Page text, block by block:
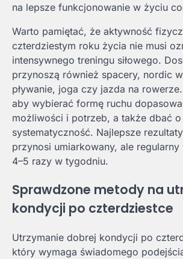
na lepsze funkcjonowanie w życiu
Warto pamiętać, że aktywność
czterdziestym roku życia nie musi
intensywnego treningu siłowego.
przynoszą również spacery, nordic
pływanie, joga czy jazda na
aby wybierać formę ruchu
możliwości i potrzeb, a także dbać o
systematyczność. Najlepsze
przynosi umiarkowany, ale regularny
4–5 razy w tygodniu.
Sprawdzone metody na
kondycji po czterdziestce
Utrzymanie dobrej kondycji po
który wymaga świadomego